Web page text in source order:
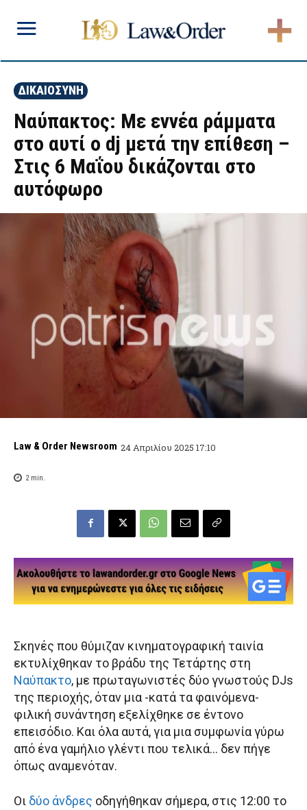
ΔΙΚΑΙΟΣΥΝΗ
Ναύπακτος: Με εννέα ράμματα
στο αυτί ο dj μετά την επίθεση –
Στις 6 Μαΐου δικάζονται στο
αυτόφωρο
Law & Order Newsroom 24 Απριλίου 2025 17:10
2min.
Σκηνές που θύμιζαν κινηματογραφική ταινία
εκτυλίχθηκαν το βράδυ της Τετάρτης στη
Ναύπακτο, με πρωταγωνιστές δύο γνωστούς DJs
της περιοχής, όταν μια -κατά τα φαινόμενα-
φιλική συνάντηση εξελίχθηκε σε έντονο
επεισόδιο. Και όλα αυτά, για μια συμφωνία γύρω
από ένα γαμήλιο γλέντι που τελικά… δεν πήγε
όπως αναμενόταν.
Οι δύο άνδρες οδηγήθηκαν σήμερα, στις 12:00 το